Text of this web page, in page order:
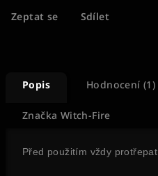
Zeptat se Sdílet
Popis Hodnocení (1)
Značka Witch-Fire
Před použitím vždy protřepat.